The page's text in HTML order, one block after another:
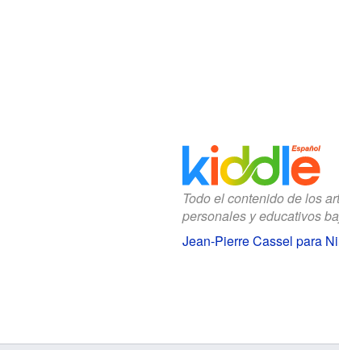
Todo el contenido de los
personales y educativos
Jean-Pierre Cassel para